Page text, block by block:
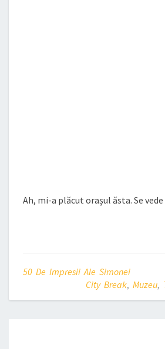
Ah, mi-a plăcut orașul ăsta. Se
50 De Impresii Ale Simonei
City Break, Muzeu,